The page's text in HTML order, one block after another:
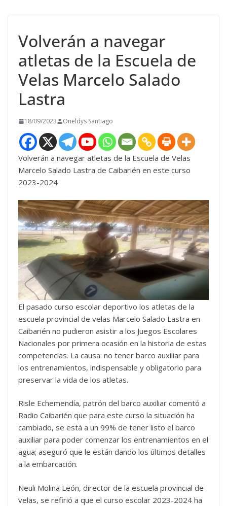
Volverán a navegar
atletas de la Escuela de
Velas Marcelo Salado
Lastra
18/09/2023 Oneldys Santiago
Volverán a navegar atletas de la Escuela de Velas
Marcelo Salado Lastra de Caibarién en este curso
2023-2024
El pasado curso escolar deportivo los atletas de la
escuela provincial de velas Marcelo Salado Lastra en
Caibarién no pudieron asistir a los Juegos Escolares
Nacionales por primera ocasión en la historia de estas
competencias. La causa: no tener barco auxiliar para
los entrenamientos, indispensable y obligatorio para
preservar la vida de los atletas.
Risle Echemendía, patrón del barco auxiliar comentó a
Radio Caibarién que para este curso la situación ha
cambiado, se está a un 99% de tener listo el barco
auxiliar para poder comenzar los entrenamientos en el
agua; aseguró que le están dando los últimos detalles
a la embarcación.
Neuli Molina León, director de la escuela provincial de
velas, se refirió a que el curso escolar 2023-2024 ha